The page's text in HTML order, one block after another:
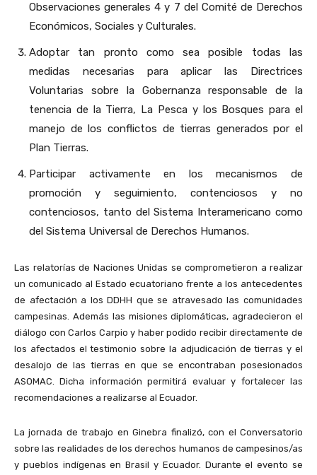
Observaciones generales 4 y 7 del Comité de Derechos
Económicos, Sociales y Culturales.
Adoptar tan pronto como sea posible todas las
medidas necesarias para aplicar las Directrices
Voluntarias sobre la Gobernanza responsable de la
tenencia de la Tierra, La Pesca y los Bosques para el
manejo de los conflictos de tierras generados por el
Plan Tierras.
Participar activamente en los mecanismos de
promoción y seguimiento, contenciosos y no
contenciosos, tanto del Sistema Interamericano como
del Sistema Universal de Derechos Humanos.
Las relatorías de Naciones Unidas se comprometieron a realizar
un comunicado al Estado ecuatoriano frente a los antecedentes
de afectación a los DDHH que se atravesado las comunidades
campesinas. Además las misiones diplomáticas, agradecieron el
diálogo con Carlos Carpio y haber podido recibir directamente de
los afectados el testimonio sobre la adjudicación de tierras y el
desalojo de las tierras en que se encontraban posesionados
ASOMAC. Dicha información permitirá evaluar y fortalecer las
recomendaciones a realizarse al Ecuador.
La jornada de trabajo en Ginebra finalizó, con el Conversatorio
sobre las realidades de los derechos humanos de campesinos/as
y pueblos indígenas en Brasil y Ecuador. Durante el evento se